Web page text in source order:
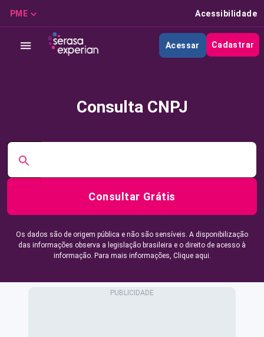
PME Acessibilidade
Acessar Cadastrar
Consulta CNPJ
Consultar Grátis
Os dados são de origem pública e não são sensíveis. A disponibilização
das informações observa a legislação brasileira e o direito de acesso à
informação. Para mais informações, Clique aqui.